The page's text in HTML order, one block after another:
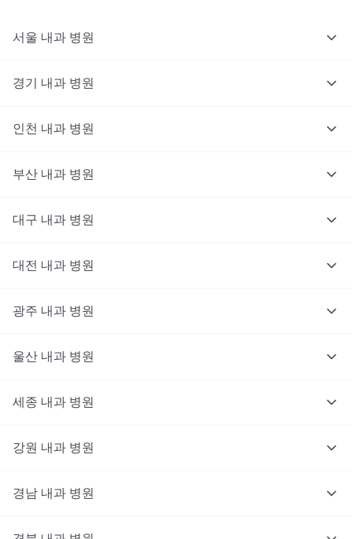
서울 내과 병원
경기 내과 병원
인천 내과 병원
부산 내과 병원
대구 내과 병원
대전 내과 병원
광주 내과 병원
울산 내과 병원
세종 내과 병원
강원 내과 병원
경남 내과 병원